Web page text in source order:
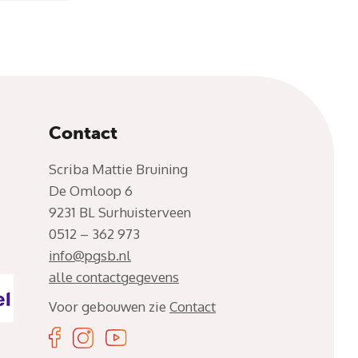
Contact
Scriba Mattie Bruining
De Omloop 6
9231 BL Surhuisterveen
0512 – 362 973
info@pgsb.nl
alle contactgegevens
Voor gebouwen zie Contact